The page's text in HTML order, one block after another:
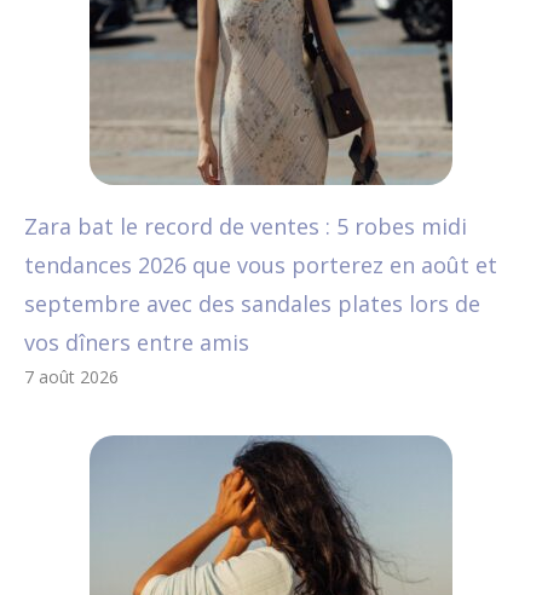
Zara bat le record de ventes : 5 robes midi
tendances 2026 que vous porterez en août et
septembre avec des sandales plates lors de
vos dîners entre amis
7 août 2026